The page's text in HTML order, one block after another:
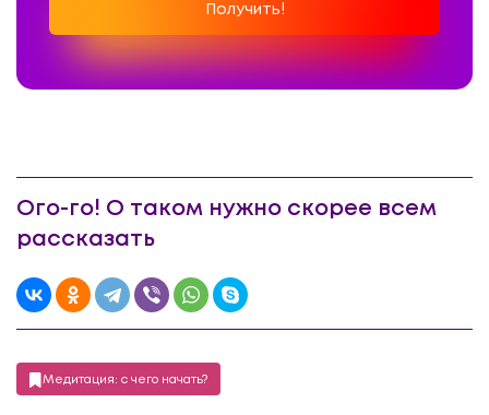
Получить!
Ого-го! О таком нужно скорее всем
рассказать
Медитация: с чего начать?